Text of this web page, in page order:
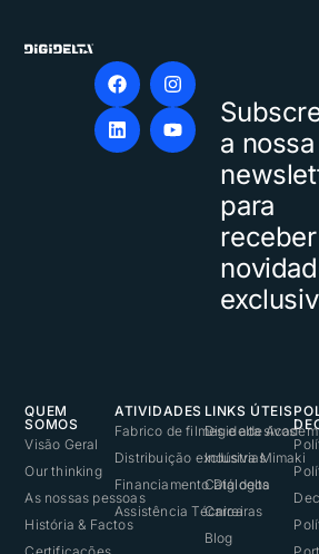
a nossa
para
receber
QUEM
SOMOS
Visão Geral
Our thinking
As nossas pessoas
História & Factos
ATIVIDADES
Fabrico de filmes e adesivos
Distribuição exclusiva Mimaki
Financiamento Digidelta
Assistência Técnica
LINKS ÚTEIS
Digidelta
Indústrias
Catálogos
Carreiras
Blog